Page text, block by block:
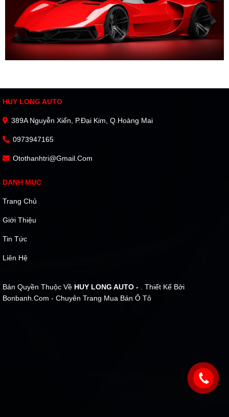
HUY LONG AUTO
389A Nguyễn Xiển, P.Đại Kim, Q.Hoàng Mai
0973947165
Otothanhtri@gmail.com
DANH MỤC
Trang Chủ
Giới Thiệu
Tin Tức
Liên Hệ
Bản Quyền Thuộc Về HUY LONG AUTO - . Thiết Kế Bởi
Bonbanh.com - Chuyên Trang Mua Bán Ô Tô